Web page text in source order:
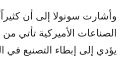
وأشارت سونولا إلى أن
الصناعات الأميركية تأتي
يؤدي إلى إبطاء التصنيع في